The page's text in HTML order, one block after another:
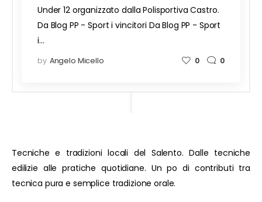
Under 12 organizzato dalla Polisportiva Castro.
Da Blog PP - Sport i vincitori Da Blog PP - Sport
i…
by Angelo Micello 0 0
Tecniche e tradizioni locali del Salento. Dalle tecniche
edilizie alle pratiche quotidiane. Un po di contributi tra
tecnica pura e semplice tradizione orale.